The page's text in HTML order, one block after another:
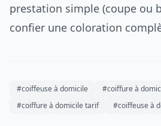
prestation simple (coupe ou
confier une coloration
#coiffeuse à domicile #coiffure à
#coiffure à domicile tarif
#coiffeuse à